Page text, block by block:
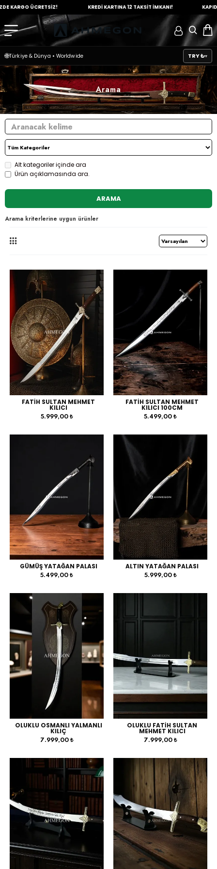
ÜCRETSİZ! KREDİ KARTINA12 TAKSİT İMKANI! KAPIDA
🌐Türkiye & Dünya • Worldwide TRY ₺
Arama
Alt kategoriler içinde ara
Ürün açıklamasında ara.
ARAMA
Arama kriterlerine uygun ürünler
FATİH SULTAN MEHMET
KILICI
5.999,00 ₺
FATİH SULTAN MEHMET
KILICI 100CM
5.499,00 ₺
GÜMÜŞ YATAĞAN PALASI
5.499,00 ₺
ALTIN YATAĞAN PALASI
5.999,00 ₺
OLUKLU OSMANLI YALMANLI
KILIÇ
7.999,00 ₺
OLUKLU FATİH SULTAN
MEHMET KILICI
7.999,00 ₺